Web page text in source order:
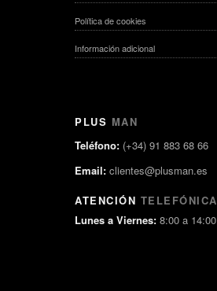
Política de cookies
Información adicional
PLUS MAN
Teléfono: (+34) 91 883 68 66
Email: clientes@plusman.es
ATENCIÓN TELEFÓNICA
Lunes a Viernes: 8:00 a 14:00